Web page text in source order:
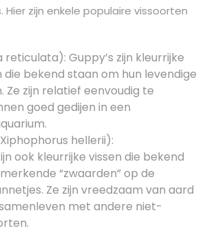
zijn enkele populaire vissoorten
reticulata): Guppy’s zijn kleurrijke
die bekend staan om hun levendige
Ze zijn relatief eenvoudig te
goed gedijen in een
hellerii):
ook kleurrijke vissen die bekend
“zwaarden” op de
Ze zijn vreedzaam van aard
met andere niet-